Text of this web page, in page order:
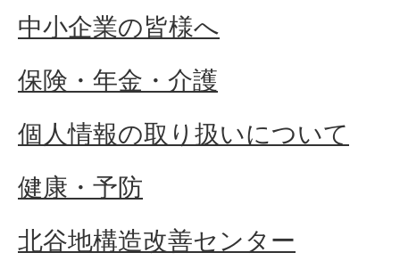
中小企業の皆様へ
保険・年金・介護
個人情報の取り扱いについて
健康・予防
北谷地構造改善センター